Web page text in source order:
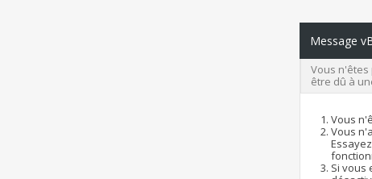
Message
Vous n'êtes
être dû à
Vous
Vous
Si vous